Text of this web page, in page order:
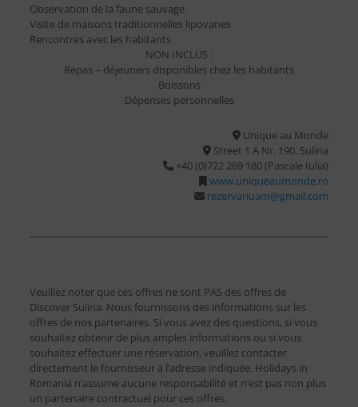
Observation de la faune sauvage
Visite de maisons traditionnelles lipovanes
Rencontres avec les habitants
NON INCLUS :
Repas – déjeuners disponibles chez les habitants
Boissons
Dépenses personnelles
Unique au Monde
Street 1 A Nr. 190, Sulina
+40 (0)722 269 180 (Pascale Iulia)
www.uniqueaumonde.ro
rezervariuam@gmail.com
Veuillez noter que ces offres ne sont PAS des offres de
Discover Sulina. Nous fournissons des informations sur les
offres de nos partenaires. Si vous avez des questions, si vous
souhaitez obtenir de plus amples informations ou si vous
souhaitez effectuer une réservation, veuillez contacter
directement le fournisseur à l’adresse indiquée. Holidays in
Romania n’assume aucune responsabilité et n’est pas non plus
un partenaire contractuel pour ces offres.